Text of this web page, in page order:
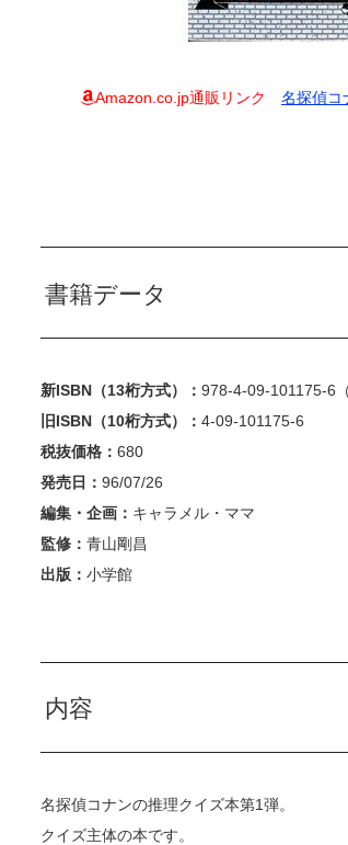
Amazon.co.jp通販リンク 名探偵コ
書籍データ
新ISBN（13桁方式）： 978-4-09-101175-6
旧ISBN（10桁方式）： 4-09-101175-6
税抜価格： 680
発売日： 96/07/26
編集・企画： キャラメル・ママ
監修： 青山剛昌
出版： 小学館
内容
名探偵コナンの推理クイズ本第1弾。
クイズ主体の本です。